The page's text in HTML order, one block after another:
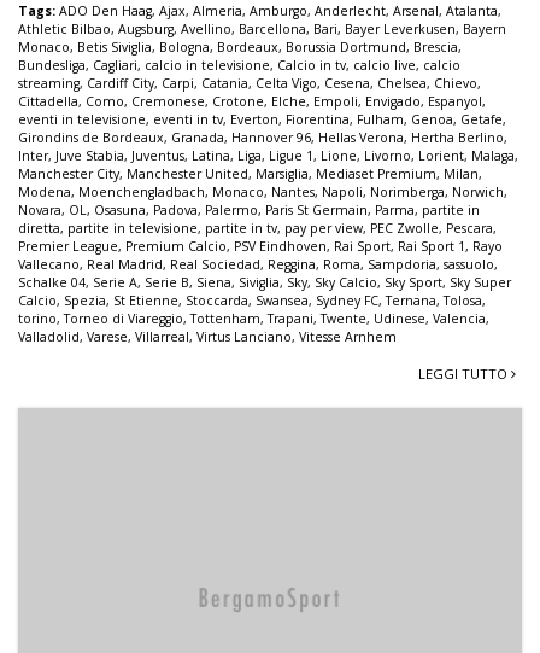
Tags: ADO Den Haag, Ajax, Almeria, Amburgo, Anderlecht, Arsenal, Atalanta,
Athletic Bilbao, Augsburg, Avellino, Barcellona, Bari, Bayer Leverkusen, Bayern
Monaco, Betis Siviglia, Bologna, Bordeaux, Borussia Dortmund, Brescia,
Bundesliga, Cagliari, calcio in televisione, Calcio in tv, calcio live, calcio
streaming, Cardiff City, Carpi, Catania, Celta Vigo, Cesena, Chelsea, Chievo,
Cittadella, Como, Cremonese, Crotone, Elche, Empoli, Envigado, Espanyol,
eventi in televisione, eventi in tv, Everton, Fiorentina, Fulham, Genoa, Getafe,
Girondins de Bordeaux, Granada, Hannover 96, Hellas Verona, Hertha Berlino,
Inter, Juve Stabia, Juventus, Latina, Liga, Ligue 1, Lione, Livorno, Lorient, Malaga,
Manchester City, Manchester United, Marsiglia, Mediaset Premium, Milan,
Modena, Moenchengladbach, Monaco, Nantes, Napoli, Norimberga, Norwich,
Novara, OL , Osasuna, Padova, Palermo, Paris St Germain, Parma, partite in
diretta, partite in televisione, partite in tv, pay per view, PEC Zwolle, Pescara,
Premier League, Premium Calcio, PSV Eindhoven, Rai Sport, Rai Sport 1, Rayo
Vallecano, Real Madrid, Real Sociedad, Reggina, Roma, Sampdoria, sassuolo,
Schalke 04, Serie A, Serie B, Siena, Siviglia, Sky, Sky Calcio, Sky Sport, Sky Super
Calcio, Spezia, St Etienne, Stoccarda, Swansea, Sydney FC,Ternana,Tolosa,
torino,Torneo di Viareggio,Tottenham,Trapani,Twente, Udinese, Valencia,
Valladolid, Varese, Villarreal, Virtus Lanciano, Vitesse Arnhem
LEGGI TUTTO